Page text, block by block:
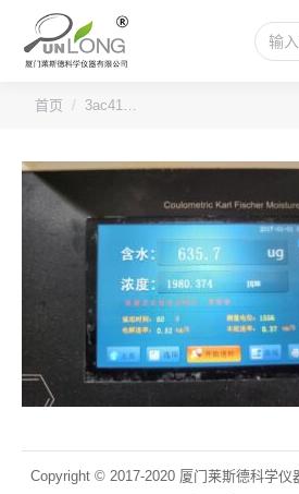
搜
索：
您的位置：
首页 3ac41…
Copyright © 2017-2020 厦门莱斯德科学仪